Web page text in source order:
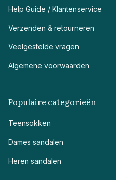
Help Guide / Klantenservice
Verzenden & retourneren
Veelgestelde vragen
Algemene voorwaarden
Populaire categorieën
Teensokken
Dames sandalen
Heren sandalen